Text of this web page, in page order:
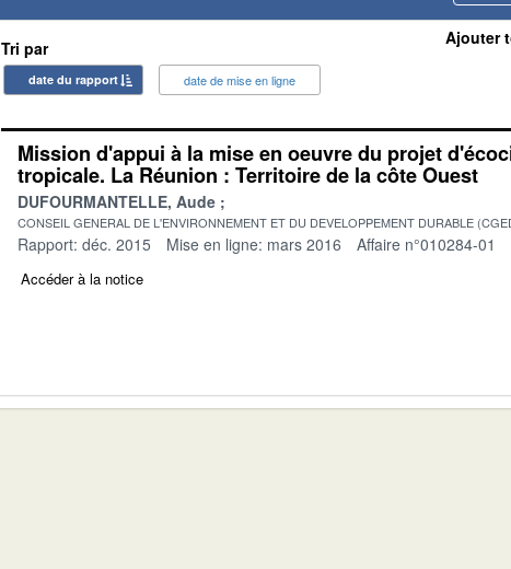
Tri par
date du rapport date de mise en ligne
Ajouter
Mission d'appui à la mise en oeuvre du projet
tropicale. La Réunion : Territoire de la côte Ouest
DUFOURMANTELLE, Aude
CONSEIL GENERAL DE L'ENVIRONNEMENT ET DU DEVELOPPEMENT DURABLE
Rapport: déc. 2015 Mise en ligne: mars 2016 Affaire n°010284-01
Accéder à la notice